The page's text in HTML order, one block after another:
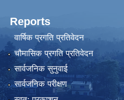
Reports
वार्षिक प्रगति प्रतिवेदन
चौमासिक प्रगति प्रतिवेदन
सार्वजनिक सुनुवाई
सार्वजनिक परीक्षण